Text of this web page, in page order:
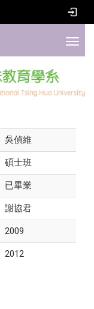
吳偵維
碩士班
已畢業
謝協君
2009
2012